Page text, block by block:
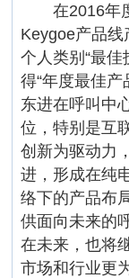
在2016年度
Keygoe产品
个人类别“最
得“年度最佳产
东进在呼叫中
位，特别是互
创新为驱动力
进，形成在纯
络下的产品布
供面向未来的
在未来，也将
市场和行业更